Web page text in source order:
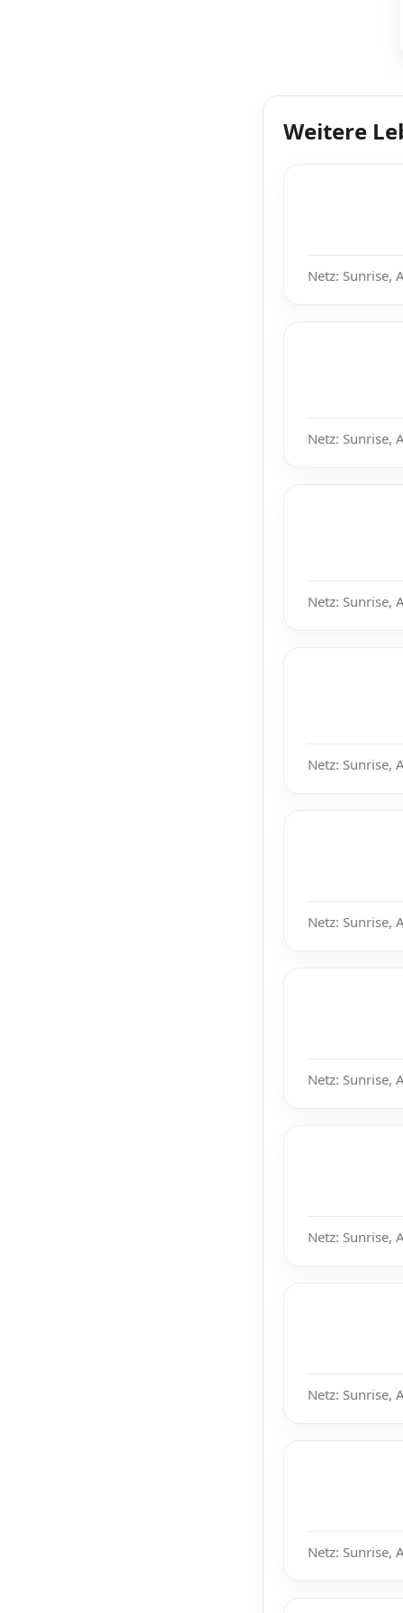
Weitere
Netz: Sunrise,
Netz: Sunrise,
Netz: Sunrise,
Netz: Sunrise,
Netz: Sunrise,
Netz: Sunrise,
Netz: Sunrise,
Netz: Sunrise,
Netz: Sunrise,